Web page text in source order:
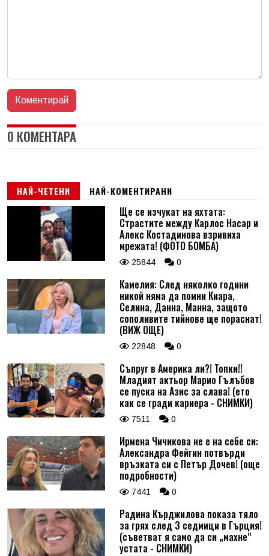
0 КОМЕНТАРА
НАЙ-ЧЕТЕНИ НАЙ-КОМЕНТИРАНИ
Ще се изчукат на яхтата:
Страстите между Карлос Насар и
Алекс Костадинова взривиха
мрежата! (ФОТО БОМБА)
25844 0
Камелия: След няколко години
никой няма да помни Киара,
Селина, Данна, Манна, защото
сополивите тийнове ще пораснат!
(ВИЖ ОЩЕ)
22848 0
Съпруг в Америка ли?! Топки!!
Младият актьор Марио Гълъбов
се пуска на Азис за слава! (ето
как се гради кариера - СНИМКИ)
7511 0
Ирмена Чичикова не е на себе си:
Александра Фейгин потвърди
връзката си с Петър Дочев! (още
подробности)
7441 0
Радина Кърджилова показа тяло
за грях след 3 седмици в Гърция!
(съветват я само да си „махне“
устата - СНИМКИ)